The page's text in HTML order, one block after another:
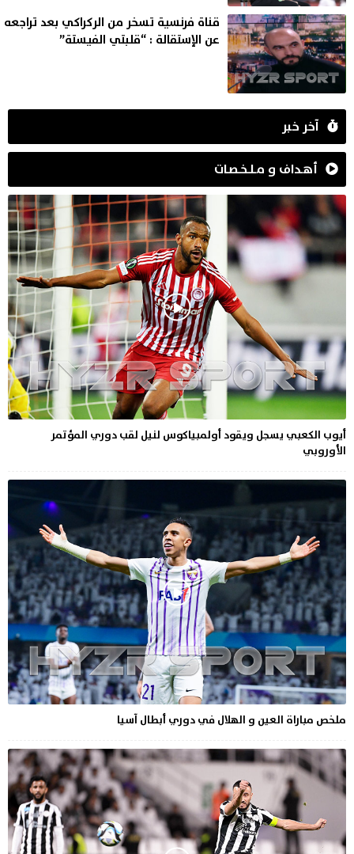
قناة فرنسية تسخر من الركراكي بعد تراجعه
عن الإستقالة : “قلبتي الفيستة”
آخر خبر
أهـداف و مـلـخـصـات
أيوب الكعبي يسجل ويقود أولمبياكوس لنيل لقب دوري المؤتمر
الأوروبي
ملخص مباراة العين و الهلال في دوري أبطال آسيا